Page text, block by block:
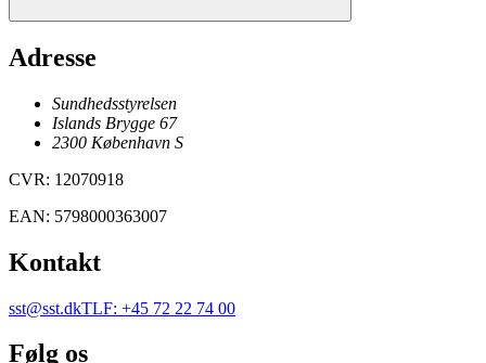
Adresse
Sundhedsstyrelsen
Islands Brygge 67
2300 København S
CVR: 12070918
EAN: 5798000363007
Kontakt
sst@sst.dkTLF: +45 72 22 74 00
Følg os